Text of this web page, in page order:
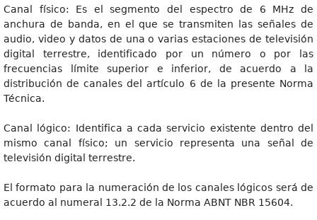
Canal físico: Es el segmento del espectro de 6 MHz de
anchura de banda, en el que se transmiten las señales de
audio, video y datos de una o varias estaciones de televisión
digital terrestre, identificado por un número o por las
frecuencias límite superior e inferior, de acuerdo a la
distribución de canales del artículo 6 de la presente Norma
Técnica.
Canal lógico: Identifica a cada servicio existente dentro del
mismo canal físico; un servicio representa una señal de
televisión digital terrestre.
El formato para la numeración de los canales lógicos será de
acuerdo al numeral 13.2.2 de la Norma ABNT NBR 15604.